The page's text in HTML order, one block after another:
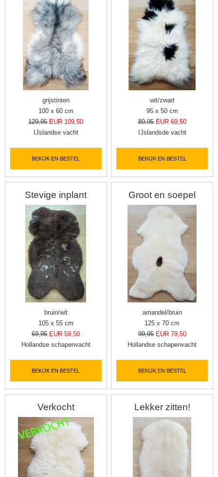
grijstinten
100 x 60 cm
129,95 EUR 109,50
IJslandse vacht
BEKIJK EN BESTEL
wit/zwart
95 x 50 cm
89,95 EUR 69,50
IJslandsde vacht
BEKIJK EN BESTEL
Stevige inplant
bruin/wit
105 x 55 cm
69,95 EUR 59,50
Hollandse schapenvacht
BEKIJK EN BESTEL
Groot en soepel
amandel/bruin
125 x 70 cm
99,95 EUR 79,50
Hollandse schapenvacht
BEKIJK EN BESTEL
Verkocht Lekker zitten!